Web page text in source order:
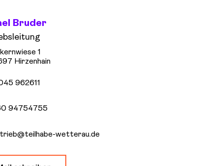
Bruder
1
Hirzenhain
962611
94754755
wetterau.de